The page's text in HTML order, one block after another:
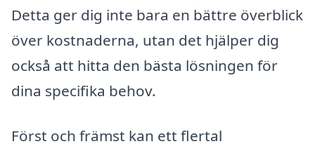
Detta ger dig inte bara en bättre överblick
över kostnaderna, utan det hjälper dig
också att hitta den bästa lösningen för
dina specifika behov.
Först och främst kan ett flertal